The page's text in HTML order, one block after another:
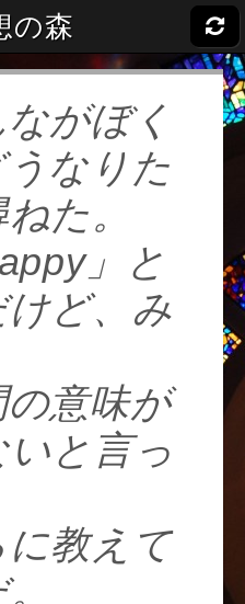
の森
がぼく
なりた
た。
」と
ど、み
意味が
と言っ
教えて